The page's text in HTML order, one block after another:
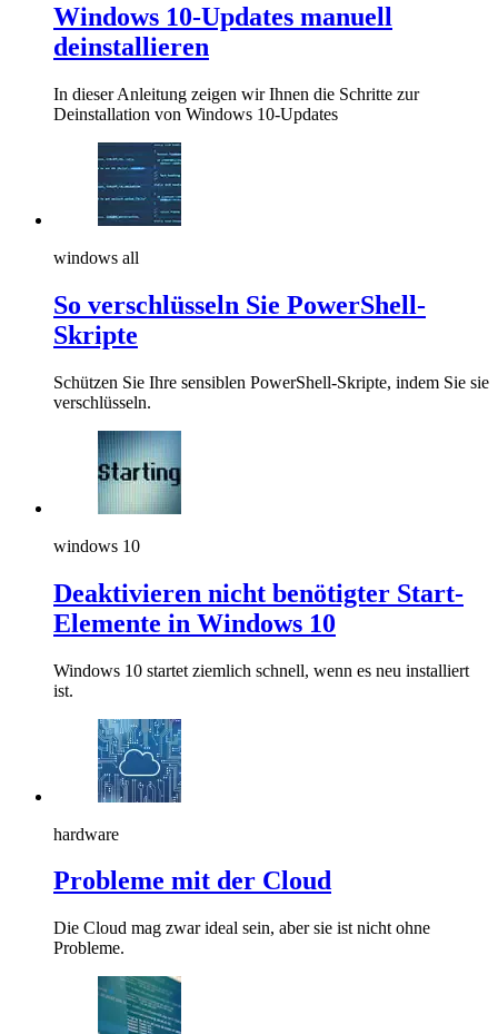
Windows 10-Updates manuell
deinstallieren
In dieser Anleitung zeigen wir Ihnen die Schritte zur
Deinstallation von Windows 10-Updates
windows all
So verschlüsseln Sie PowerShell-
Skripte
Schützen Sie Ihre sensiblen PowerShell-Skripte, indem Sie sie
verschlüsseln.
windows 10
Deaktivieren nicht benötigter Start-
Elemente in Windows 10
Windows 10 startet ziemlich schnell, wenn es neu installiert
ist.
hardware
Probleme mit der Cloud
Die Cloud mag zwar ideal sein, aber sie ist nicht ohne
Probleme.